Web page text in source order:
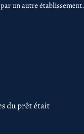
un autre établissement.
du prêt était